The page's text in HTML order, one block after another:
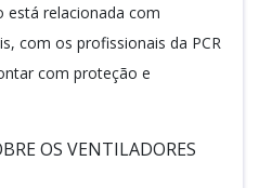
está relacionada com
com os profissionais da PCR
com proteção e
OS VENTILADORES